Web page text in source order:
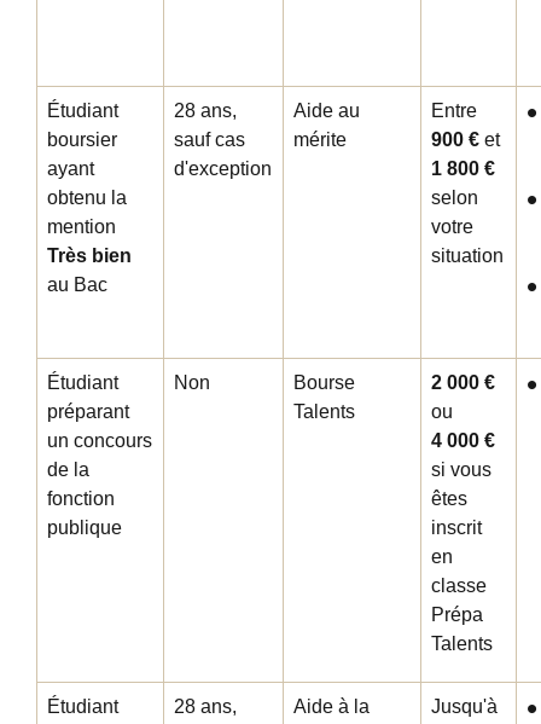
Étudiant
boursier
ayant
obtenu la
mention
Très bien
au Bac
28 ans,
sauf cas
d'exception
Aide au
mérite
Entre
900 € et
1 800 €
selon
votre
situation
Étudiant
préparant
un concours
de la
fonction
publique
Non
Bourse
Talents
2 000 €
ou
4 000 €
si vous
êtes
inscrit
en
classe
Prépa
Talents
Étudiant
28 ans,
Aide à la
Jusqu'à